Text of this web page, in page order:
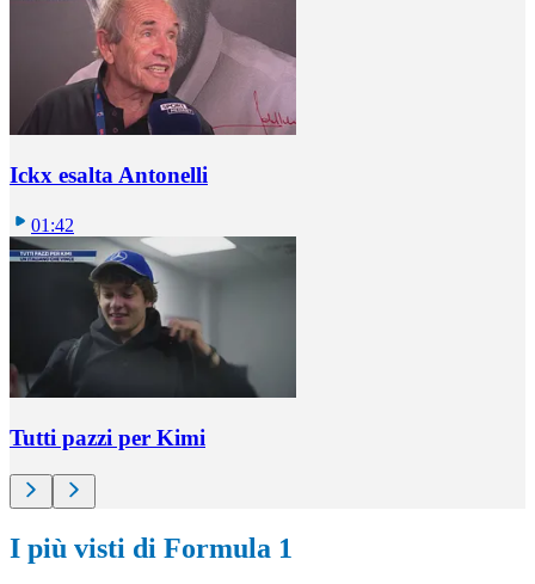
Ickx esalta Antonelli
01:42
Tutti pazzi per Kimi
I più visti di Formula 1